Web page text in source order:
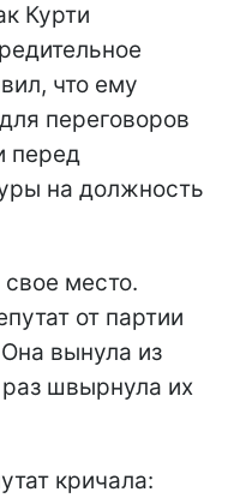
Курти
что ему
переговоров
перед
на должность
свое место.
от партии
вынула из
швырнула их
кричала: